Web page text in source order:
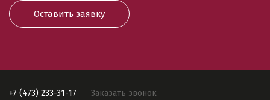
Оставить заявку
+7 (473) 233-31-17 Заказать звонок